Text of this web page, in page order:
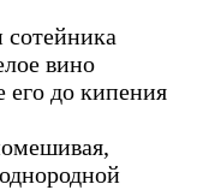
сотейника
вино
его до кипения